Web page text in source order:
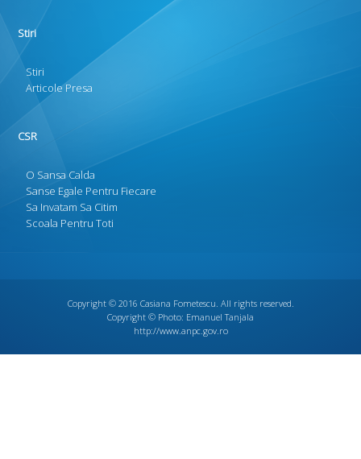
Stiri
Stiri
Articole Presa
CSR
O Sansa Calda
Sanse Egale Pentru Fiecare
Sa Invatam Sa Citim
Scoala Pentru Toti
Copyright © 2016 Casiana Fometescu. All rights reserved.
Copyright © Photo: Emanuel Tanjala
http://www.anpc.gov.ro